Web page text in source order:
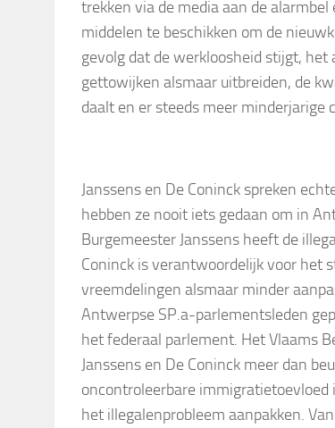
trekken via de media aan de
middelen te beschikken om de
gevolg dat de werkloosheid stijgt,
gettowijken alsmaar uitbreiden, de
daalt en er steeds meer minderjarige
Janssens en De Coninck spreken
hebben ze nooit iets gedaan om in
Burgemeester Janssens heeft de
Coninck is verantwoordelijk voor het
vreemdelingen alsmaar minder
Antwerpse SP.a-parlementsleden
het federaal parlement. Het Vlaams
Janssens en De Coninck meer dan
oncontroleerbare
het illegalenprobleem aanpakken.